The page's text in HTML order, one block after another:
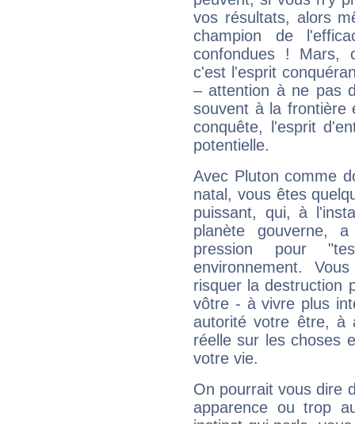
vos résultats, alors
champion de
confondues ! Mars,
c'est l'esprit
– attention à ne pas
souvent à la frontière
conquête, l'esprit
potentielle.
Avec Pluton comme
natal, vous êtes
puissant, qui, à
planète gouverne,
pression pour
environnement.
risquer la destruction
vôtre - à vivre plus
autorité votre être, à
réelle sur les choses
votre vie.
On pourrait vous dire
apparence ou trop